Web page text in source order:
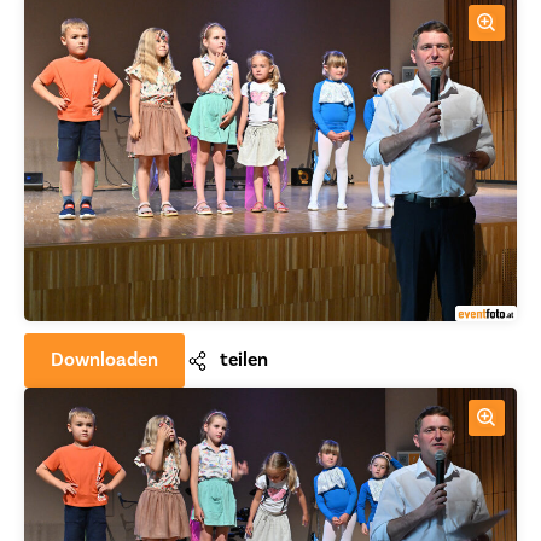
Downloaden teilen